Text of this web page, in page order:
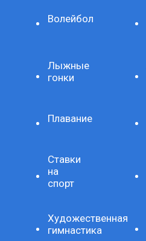
Волейбол
Лыжные
гонки
Плавание
Ставки
на
спорт
Художественная
гимнастика